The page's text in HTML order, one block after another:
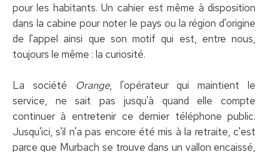
pour les habitants. Un cahier est même à disposition
dans la cabine pour noter le pays ou la région d'origine
de l'appel ainsi que son motif qui est, entre nous,
toujours le même : la curiosité.
La société Orange, l'opérateur qui maintient le
service, ne sait pas jusqu'à quand elle compte
continuer à entretenir ce dernier téléphone public.
Jusqu'ici, s'il n'a pas encore été mis à la retraite, c'est
parce que Murbach se trouve dans un vallon encaissé,